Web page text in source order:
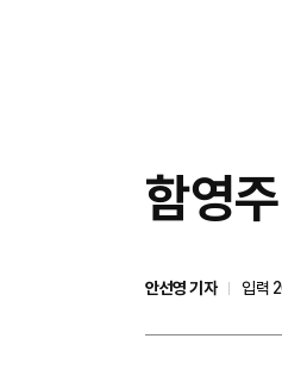
함영
안선영 기자
입력